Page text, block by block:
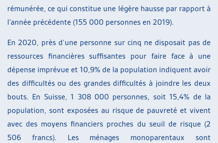
rémunérée, ce qui constitue une légère hausse par rapport à
l’année précédente (155 000 personnes en 2019).
En 2020, près d’une personne sur cinq ne disposait pas de
ressources financières suffisantes pour faire face à une
dépense imprévue et 10,9% de la population indiquent avoir
des difficultés ou des grandes difficultés à joindre les deux
bouts. En Suisse, 1 308 000 personnes, soit 15,4% de la
population, sont exposées au risque de pauvreté et vivent
avec des moyens financiers proches du seuil de risque (2
506 francs). Les ménages monoparentaux sont